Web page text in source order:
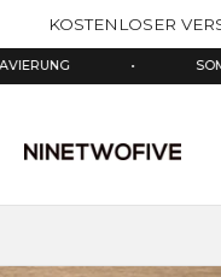
KOSTENLOSER